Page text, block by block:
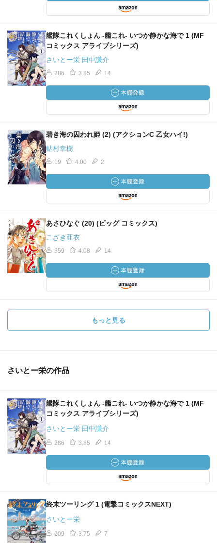
艦隊これくしょん ‐艦これ‐ いつか静かな海で 1 (MF
コミックス アライブシリーズ)
さいとー栄 田中謙介
286 3.85 14
碧き海の囚われ姫 (2) (アクションC 乙女ハイ!)
鮎村幸樹
19 4.00 2
あさひなぐ (20) (ビッグ コミックス)
こざき亜衣
359 4.08 14
もっと見る
さいとー栄の作品
艦隊これくしょん ‐艦これ‐ いつか静かな海で 1 (MF
コミックス アライブシリーズ)
さいとー栄 田中謙介
286 3.85 14
終末ツーリング 1 (電撃コミックスNEXT)
さいとー栄
209 3.75 7